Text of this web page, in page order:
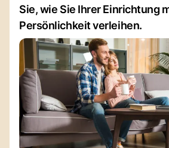
Sie, wie Sie Ihrer Einrichtung
Persönlichkeit verleihen.